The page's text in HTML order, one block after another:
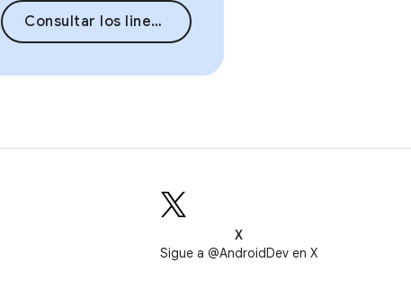
Consultar los lineamientos
X
Sigue a @AndroidDev en X